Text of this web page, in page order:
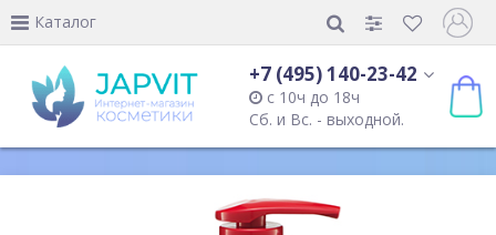
Каталог
+7 (495) 140-23-42
с 10ч до 18ч
Сб. и Вс. - выходной.